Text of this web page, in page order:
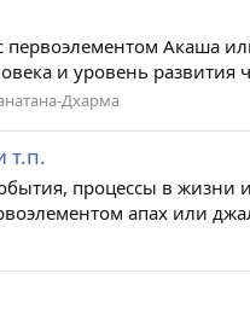
Акаша
и уровень развития
Дхарма
т.п.
процессы в жизни
апах или